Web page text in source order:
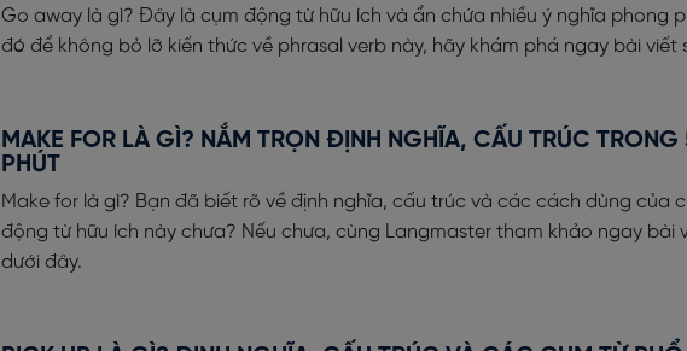
Go away là gì? Đây là cụm động từ hữu ích và ẩn chứa nhiều ý nghĩa phong
đó để không bỏ lỡ kiến thức về phrasal verb này, hãy khám phá ngay bài viết
MAKE FOR LÀ GÌ? NẮM TRỌN ĐỊNH NGHĨA, CẤU TRÚC TRONG
PHÚT
Make for là gì? Bạn đã biết rõ về định nghĩa, cấu trúc và các cách dùng của
động từ hữu ích này chưa? Nếu chưa, cùng Langmaster tham khảo ngay bài
dưới đây.